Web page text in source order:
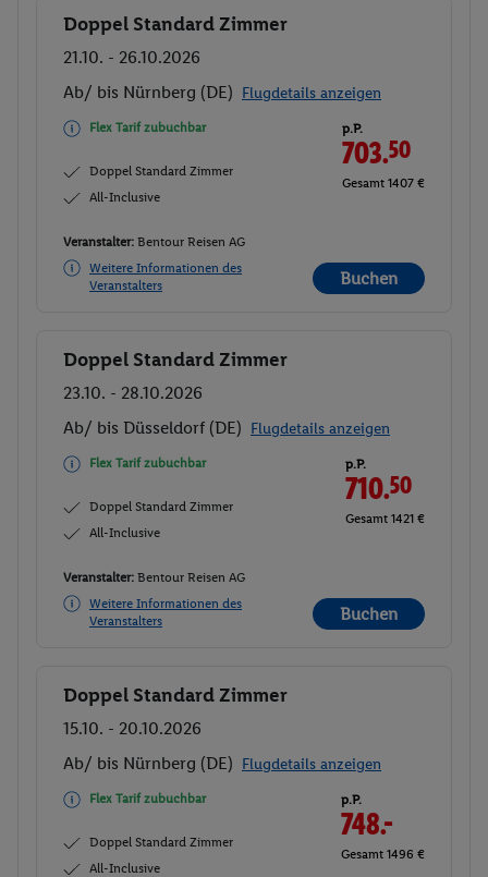
Buchen
Doppel Standard Zimmer
21.10. - 26.10.2026
Ab/ bis Nürnberg (DE) Flugdetails anzeigen
Flex Tarif zubuchbar
Doppel Standard Zimmer
All-Inclusive
p.P.
703.50
Gesamt 1407 €
Veranstalter: Bentour Reisen AG
Weitere Informationen des
Veranstalters
Buchen
Buchen
Doppel Standard Zimmer
23.10. - 28.10.2026
Ab/ bis Düsseldorf (DE) Flugdetails anzeigen
Flex Tarif zubuchbar
Doppel Standard Zimmer
All-Inclusive
p.P.
710.50
Gesamt 1421 €
Veranstalter: Bentour Reisen AG
Weitere Informationen des
Veranstalters
Buchen
Buchen
Doppel Standard Zimmer
15.10. - 20.10.2026
Ab/ bis Nürnberg (DE) Flugdetails anzeigen
Flex Tarif zubuchbar
Doppel Standard Zimmer
All-Inclusive
p.P.
748.-
Gesamt 1496 €